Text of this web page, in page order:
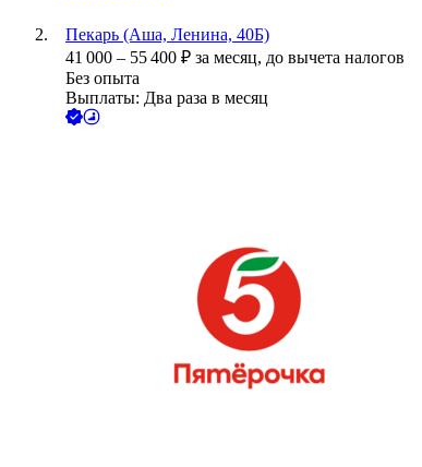
Пекарь (Аша, Ленина, 40Б)
41 000 – 55 400 ₽ за месяц, до вычета налогов
Без опыта
Выплаты: Два раза в месяц